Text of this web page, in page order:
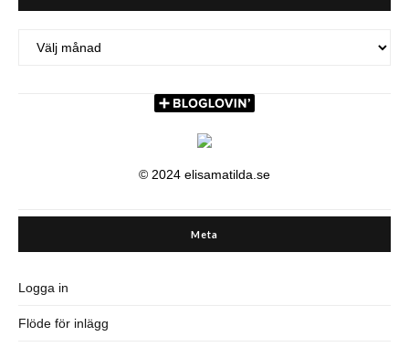
© 2024 elisamatilda.se
Meta
Logga in
Flöde för inlägg